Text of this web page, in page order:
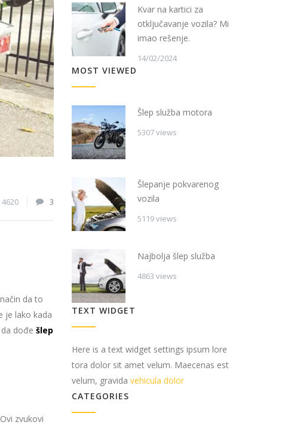
4620
3
da to
je lako kada
dođe šlep
zvukovi
Kvar na kartici za
otključavanje vozila? Mi
imao rešenje.
14/02/2024
MOST VIEWED
Šlep služba motora
5307 views
Šlepanje pokvarenog
vozila
5119 views
Najbolja šlep služba
4863 views
TEXT WIDGET
Here is a text widget settings ipsum lore
tora dolor sit amet velum. Maecenas est
velum, gravida vehicula dolor
CATEGORIES